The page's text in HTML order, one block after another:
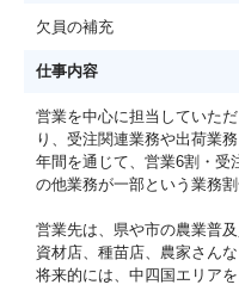
欠員の補充
仕事内容
営業を中心に担当していた
り、受注関連業務や出荷業
年間を通じて、営業6割・受
の他業務が一部という業務割
営業先は、県や市の農業普
資材店、種苗店、農家さんな
将来的には、中四国エリア